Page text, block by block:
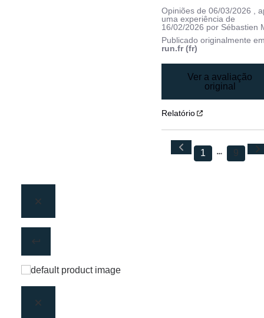
Opiniões de06/03/2026 ,
uma experiência de
16/02/2026 por Sébastien
Publicado originalmente
run.fr (fr)
Ver a avaliação
original
Relatório
1 9